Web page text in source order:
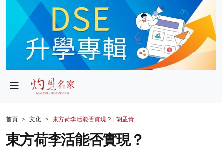
政局
財經
生活
首頁 文化 東方荷李活能否實現？ | 胡孟青
東方荷李活能否實現？